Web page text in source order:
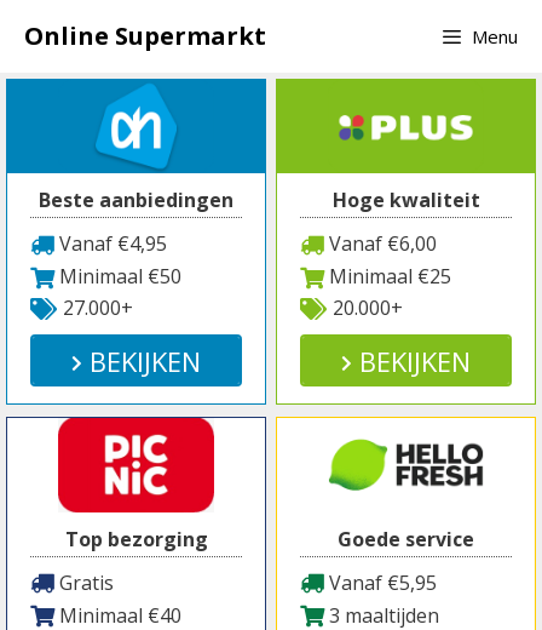
naar
inhoud
Online Supermarkt Menu
Beste aanbiedingen
Vanaf €4,95
Minimaal €50
27.000+
BEKIJKEN
Hoge kwaliteit
Vanaf €6,00
Minimaal €25
20.000+
BEKIJKEN
Top bezorging
Gratis
Minimaal €40
Goede service
Vanaf €5,95
3 maaltijden